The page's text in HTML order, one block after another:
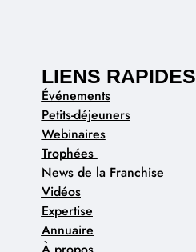
LIENS RAPIDES
Événements
Petits-déjeuners
Webinaires
Trophées
News de la Franchise
Vidéos
Expertise
Annuaire